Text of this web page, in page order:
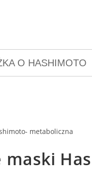
O HASHIMOTO
maski